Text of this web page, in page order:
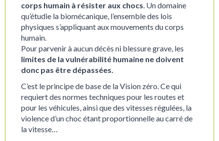
corps humain à résister aux chocs. Un domaine
qu’étudie la biomécanique, l’ensemble des lois
physiques s’appliquant aux mouvements du corps
humain.
Pour parvenir à aucun décès ni blessure grave, les
limites de la vulnérabilité humaine ne doivent
donc pas être dépassées.
C’est le principe de base de la Vision zéro. Ce qui
requiert des normes techniques pour les routes et
pour les véhicules, ainsi que des vitesses régulées, la
violence d’un choc étant proportionnelle au carré de
la vitesse…